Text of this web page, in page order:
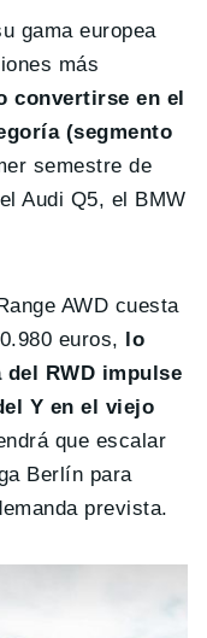
gama europea
más
convertirse en el
(segmento
semestre de
Audi Q5, el BMW
AWD cuesta
euros, lo
RWD impulse
Y en el viejo
que escalar
Berlín para
prevista.